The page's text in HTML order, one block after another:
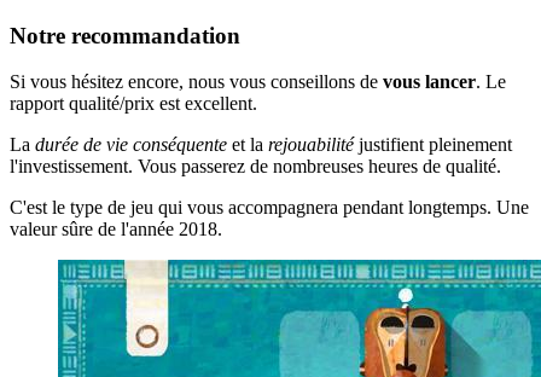
Notre recommandation
Si vous hésitez encore, nous vous conseillons de vous lancer. Le
rapport qualité/prix est excellent.
La durée de vie conséquente et la rejouabilitéjustifient pleinement
l'investissement. Vous passerez de nombreuses heures de qualité.
C'est le type de jeu qui vous accompagnera pendant longtemps. Une
valeur sûre de l'année 2018.